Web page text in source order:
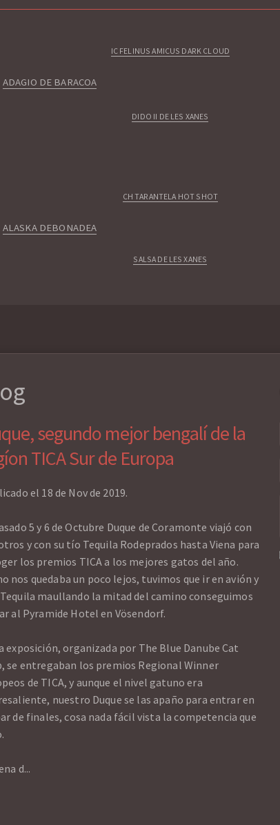
IC FELINUS AMICUS DARK CLOUD
ADAGIO DE BARACOA
DIDO II DE LES XANES
CH TARANTELA HOT SHOT
ALASKA DEBONADEA
SALSA DE LES XANES
segundo mejor bengalí de la
TICA Sur de Europa
el 18 de Nov de 2019.
5 y 6 de Octubre Duque de Coramonte viajó con
y con su tío Tequila Rodeprados hasta Viena para
los premios TICA a los mejores gatos del año.
nos quedaba un poco lejos, tuvimos que ir en avión y
maullando la mitad del camino conseguimos
al Pyramide Hotel en Vösendorf.
exposición, organizada por The Blue Danube Cat
se entregaban los premios Regional Winner
de TICA, y aunque el nivel gatuno era
nuestro Duque se las apaño para entrar en
de finales, cosa nada fácil vista la competencia que
d...